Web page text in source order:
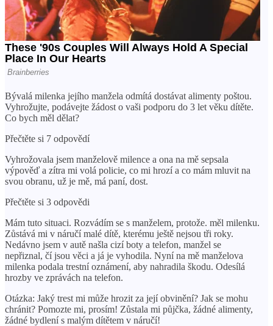
Bývalá milenka jejího manžela odmítá dostávat alimenty poštou.
Vyhrožujte, podávejte žádost o vaši podporu do 3 let věku dítěte.
Co bych měl dělat?
Přečtěte si 7 odpovědí
Vyhrožovala jsem manželově milence a ona na mě sepsala
výpověď a zítra mi volá policie, co mi hrozí a co mám mluvit na
svou obranu, už je mě, má paní, dost.
Přečtěte si 3 odpovědi
Mám tuto situaci. Rozvádím se s manželem, protože. měl milenku.
Zůstává mi v náručí malé dítě, kterému ještě nejsou tři roky.
Nedávno jsem v autě našla cizí boty a telefon, manžel se
nepřiznal, čí jsou věci a já je vyhodila. Nyní na mě manželova
milenka podala trestní oznámení, aby nahradila škodu. Odesílá
hrozby ve zprávách na telefon.
Otázka: Jaký trest mi může hrozit za její obvinění? Jak se mohu
chránit? Pomozte mi, prosím! Zůstala mi půjčka, žádné alimenty,
žádné bydlení s malým dítětem v náručí!